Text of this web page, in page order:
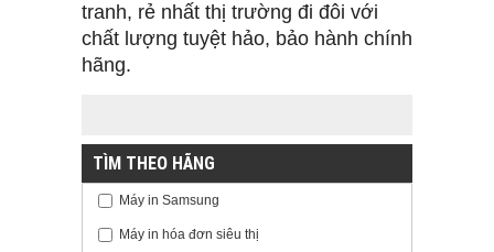
tranh, rẻ nhất thị trường đi đôi với
chất lượng tuyệt hảo, bảo hành chính
hãng.
TÌM THEO HÃNG
Máy in Samsung
Máy in hóa đơn siêu thị